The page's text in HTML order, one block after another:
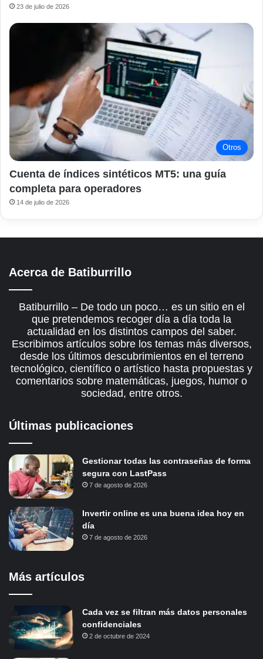
23 de julio de 2026
Otros
Cuenta de índices sintéticos MT5: una guía
completa para operadores
14 de julio de 2026
Acerca de Batiburrillo
Batiburrillo – De todo un poco… es un sitio en el
que pretendemos recoger día a día toda la
actualidad en los distintos campos del saber.
Escribimos artículos sobre los temas más diversos,
desde los últimos descubrimientos en el terreno
tecnológico, científico o artístico hasta propuestas y
comentarios sobre matemáticas, juegos, humor o
sociedad, entre otros.
Últimas publicaciones
Gestionar todas las contraseñas de forma
segura con LastPass
7 de agosto de 2026
Invertir online es una buena idea hoy en
día
7 de agosto de 2026
Más artículos
Cada vez se filtran más datos personales
confidenciales
2 de octubre de 2024